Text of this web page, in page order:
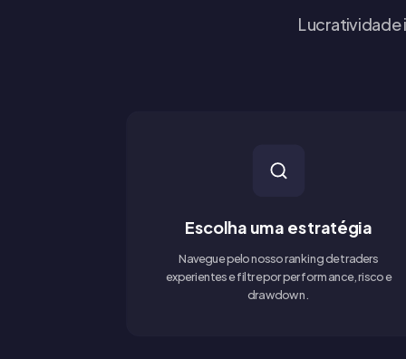
Lucratividade
Escolha uma estratégia
Navegue pelo nosso ranking de traders
experientes e filtre por performance, risco e
drawdown.